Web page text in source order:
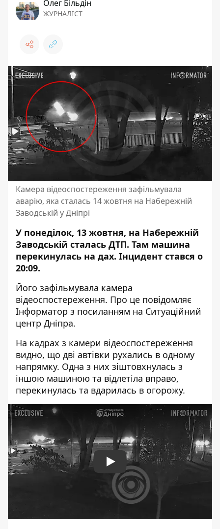
Олег Більдін
ЖУРНАЛІСТ
Камера відеоспостереження зафільмувала
аварію, яка сталась 14 жовтня на Набережній
Заводській у Дніпрі
У понеділок, 13 жовтня, на Набережній
Заводській сталась ДТП. Там машина
перекинулась на дах. Інцидент стався о
20:09.
Його зафільмувала камера
відеоспостереження. Про це повідомляє
Інформатор з посиланням на Ситуаційний
центр Дніпра.
На кадрах з камери відеоспостереження
видно, що дві автівки рухались в одному
напрямку. Одна з них зіштовхнулась з
іншою машиною та відлетіла вправо,
перекинулась та вдарилась в огорожу.
Play